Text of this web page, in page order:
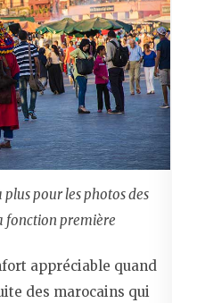
plus pour les photos des
fonction première
appréciable quand
des marocains qui